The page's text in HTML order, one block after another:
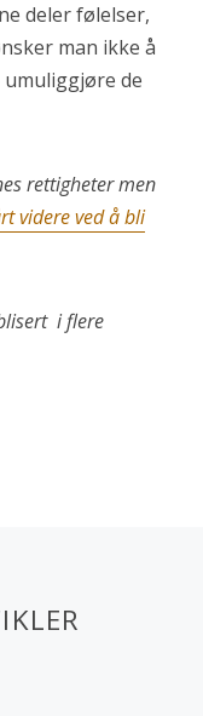
deler følelser,
man ikke å
umuliggjøre de
rettigheter men
videre ved å bli
i flere